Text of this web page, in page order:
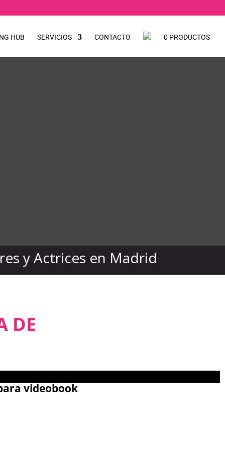
HUB SERVICIOS CONTACTO 0 PRODUCTOS
y Actrices en Madrid
DE
videobook